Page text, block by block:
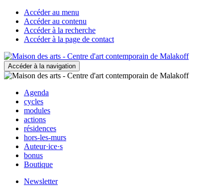
Accéder au menu
Accéder au contenu
Accéder à la recherche
Accéder à la page de contact
Accéder à la navigation
Agenda
cycles
modules
actions
résidences
hors-les-murs
Auteur·ice·s
bonus
Boutique
Newsletter